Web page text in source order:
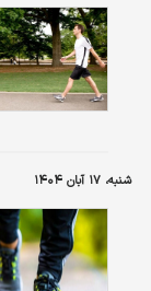
شنبه، ۱۷ آبان ۱۴۰۴